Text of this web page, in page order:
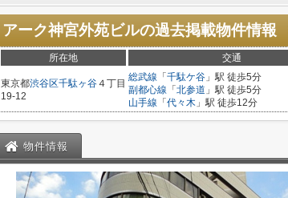
アーク神宮外苑ビルの過去掲載物件情報
所在地 交通
東京都渋谷区千駄ヶ谷４丁目
19-12
総武線 「 千駄ケ谷 」駅 徒歩5分
副都心線 「 北参道 」駅 徒歩5分
山手線 「 代々木 」駅 徒歩12分
物件情報